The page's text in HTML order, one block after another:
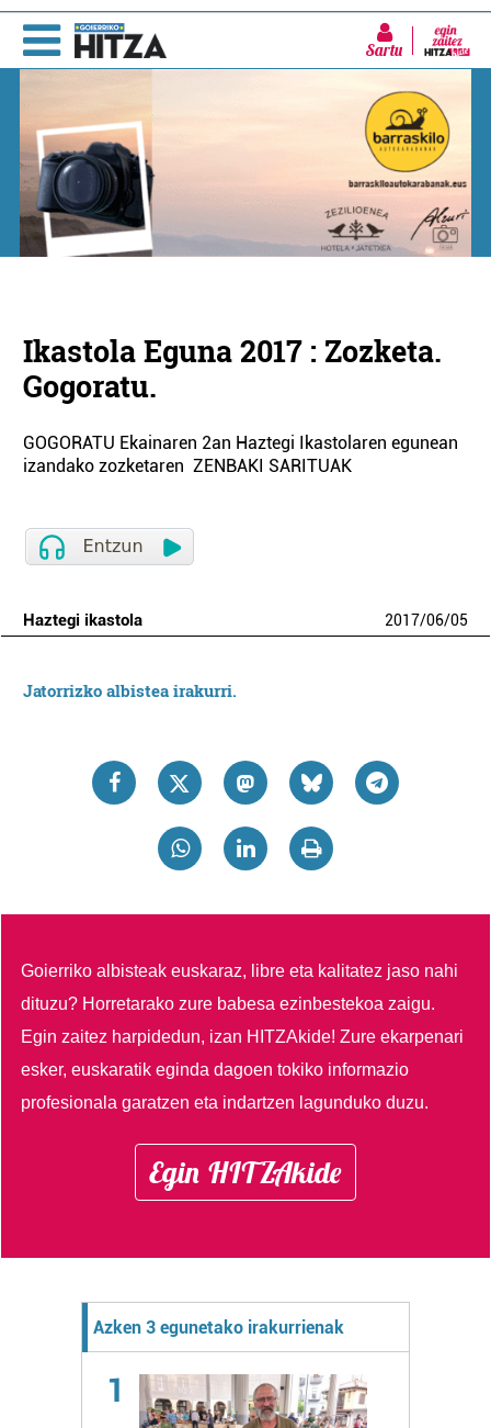
Sartu
Ikastola Eguna 2017 : Zozketa.
Gogoratu.
GOGORATU Ekainaren 2an Haztegi Ikastolaren egunean
izandako zozketaren ZENBAKI SARITUAK
Haztegi ikastola 2017/06/05
Jatorrizko albistea irakurri.
Goierriko albisteak euskaraz, libre eta kalitatez jaso nahi
dituzu? Horretarako zure babesa ezinbestekoa zaigu.
Egin zaitez harpidedun, izan HITZAkide!Zure ekarpenari
esker, euskaratik eginda dagoen tokiko informazio
profesionala garatzen eta indartzen lagunduko duzu.
Egin HITZAkide
Azken 3 egunetako irakurrienak
1